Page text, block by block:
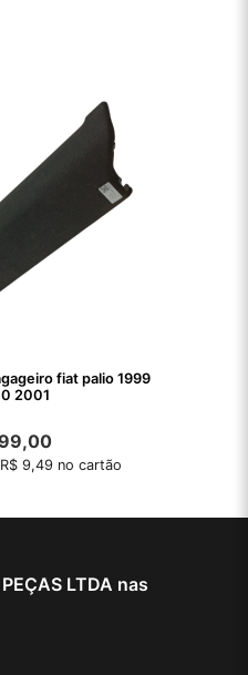
fiat palio 1999
2001
9,49 no cartão
LTDA nas